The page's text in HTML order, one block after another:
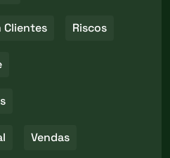
Clientes Riscos
Vendas